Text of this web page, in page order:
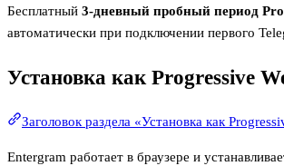
Бесплатный 3-дневный пробный период Pro
автоматически при подключении первого
Установка как Progressive
Заголовок раздела «Установка как
Entergram работает в браузере и